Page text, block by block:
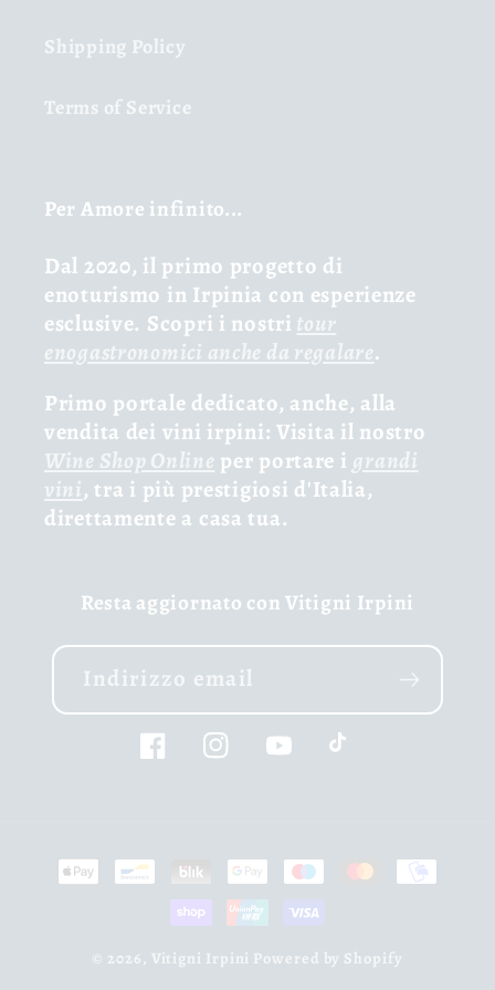
Shipping Policy
Terms of Service
Per Amore infinito...
Dal 2020, il primo progetto di
enoturismo in Irpinia con esperienze
esclusive. Scopri i nostri tour
enogastronomici anche da regalare.
Primo portale dedicato, anche, alla
vendita dei vini irpini: Visita il nostro
Wine Shop Online per portare i grandi
vini, tra i più prestigiosi d'Italia,
direttamente a casa tua.
Resta aggiornato con Vitigni Irpini
Indirizzo email
FacebookInstagramYouTubeTikTok
Metodi
di
© 2026, Vitigni Irpini Powered by Shopify